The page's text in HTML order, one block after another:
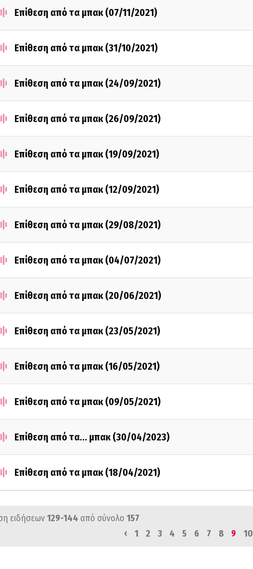
Επίθεση από τα μπακ (07/11/2021)
Επίθεση από τα μπακ (31/10/2021)
Επίθεση από τα μπακ (24/09/2021)
Επίθεση από τα μπακ (26/09/2021)
Επίθεση από τα μπακ (19/09/2021)
Επίθεση από τα μπακ (12/09/2021)
Επίθεση από τα μπακ (29/08/2021)
Επίθεση από τα μπακ (04/07/2021)
Επίθεση από τα μπακ (20/06/2021)
Επίθεση από τα μπακ (23/05/2021)
Επίθεση από τα μπακ (16/05/2021)
Επίθεση από τα μπακ (09/05/2021)
Επίθεση από τα... μπακ (30/04/2023)
Επίθεση από τα μπακ (18/04/2021)
ειδήσεων129-144 από σύνολο 157
‹
1 2 3 4 5 6 7 8 9 10